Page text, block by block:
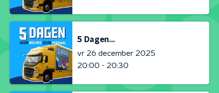
5 Dagen...
vr 26 december 2025
20:00 - 20:30